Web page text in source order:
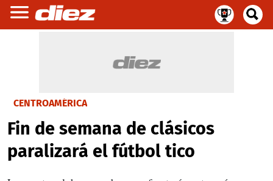
CENTROAMÉRICA
Fin de semana de clásicos
paralizará el fútbol tico